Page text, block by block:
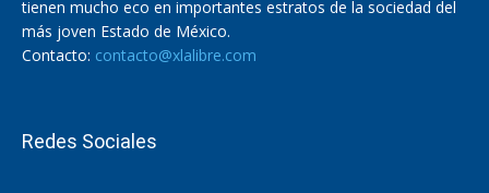
tienen mucho eco en importantes estratos de la sociedad del
más joven Estado de México.
Contacto: contacto@xlalibre.com
Redes Sociales